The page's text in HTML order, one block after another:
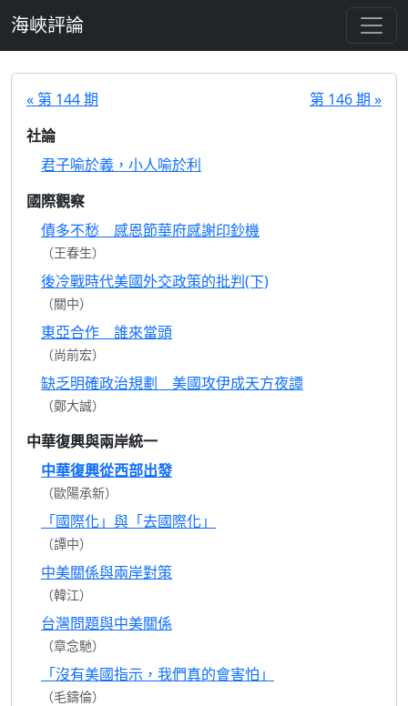
海峽評論
« 第 144 期
第 146 期 »
社論
君子喻於義，小人喻於利
國際觀察
債多不愁 感恩節華府感謝印鈔機
（王春生）
後冷戰時代美國外交政策的批判(下)
（關中）
東亞合作 誰來當頭
（尚前宏）
缺乏明確政治規劃 美國攻伊成天方夜譚
（鄭大誠）
中華復興與兩岸統一
中華復興從西部出發
（歐陽承新）
「國際化」與「去國際化」
（譚中）
中美關係與兩岸對策
（韓江）
台灣問題與中美關係
（章念馳）
「沒有美國指示，我們真的會害怕」
（毛鑄倫）